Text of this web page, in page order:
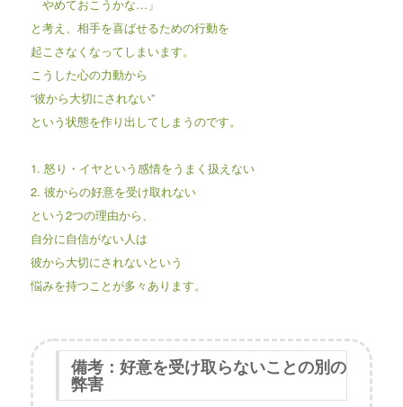
やめておこうかな…」
と考え、相手を喜ばせるための行動を
起こさなくなってしまいます。
こうした心の力動から
“彼から大切にされない”
という状態を作り出してしまうのです。
1. 怒り・イヤという感情をうまく扱えない
2. 彼からの好意を受け取れない
という2つの理由から、
自分に自信がない人は
彼から大切にされないという
悩みを持つことが多々あります。
備考：好意を受け取らないことの別の
弊害